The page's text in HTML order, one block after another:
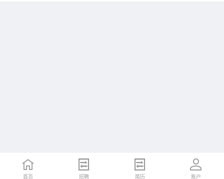
首页 招聘 简历 账户